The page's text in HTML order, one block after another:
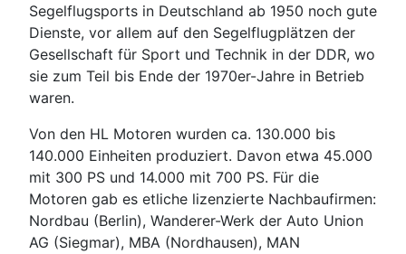
Segelflugsports in Deutschland ab 1950 noch gute
Dienste, vor allem auf den Segelflugplätzen der
Gesellschaft für Sport und Technik in der DDR, wo
sie zum Teil bis Ende der 1970er-Jahre in Betrieb
waren.
Von den HL Motoren wurden ca. 130.000 bis
140.000 Einheiten produziert. Davon etwa 45.000
mit 300 PS und 14.000 mit 700 PS. Für die
Motoren gab es etliche lizenzierte Nachbaufirmen:
Nordbau (Berlin), Wanderer-Werk der Auto Union
AG (Siegmar), MBA (Nordhausen), MAN